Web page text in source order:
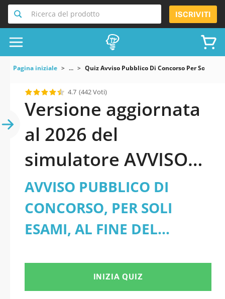
Ricerca del prodotto ISCRIVITI
Pagina iniziale ... Quiz Avviso Pubblico Di Concorso Per Soli
4.7 (442 Voti)
Versione aggiornata
al 2026 del
simulatore AVVISO
PUBBLICO DI
CONCORSO, PER
SOLI ESAMI, AL FINE
DEL RECLUTAMENTO,
CON CONTRATTO DI
AVVISO PUBBLICO DI
CONCORSO, PER SOLI
ESAMI, AL FINE DEL
CONTRATTO DI LAVORO
SUBORDINATO, A TEMPO
INIZIA QUIZ